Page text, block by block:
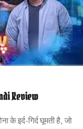
Review
के इर्द-गिर्द घूमती है, जो